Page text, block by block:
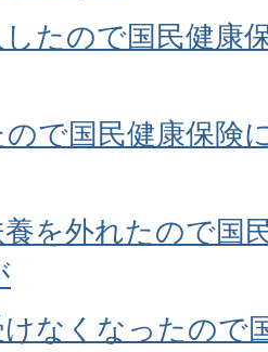
たので国民健康
で国民健康保険
を外れたので国
なくなったので